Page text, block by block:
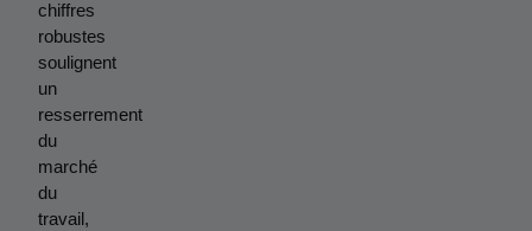
chiffres
robustes
soulignent
un
resserrement
du
marché
du
travail,